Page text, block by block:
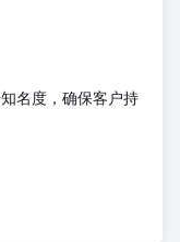
名度，确保客户持